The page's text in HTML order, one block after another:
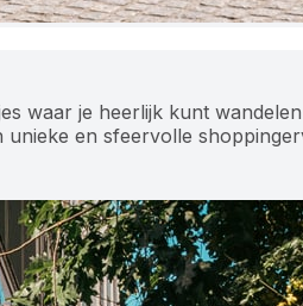
waar je heerlijk kunt
en sfeervolle